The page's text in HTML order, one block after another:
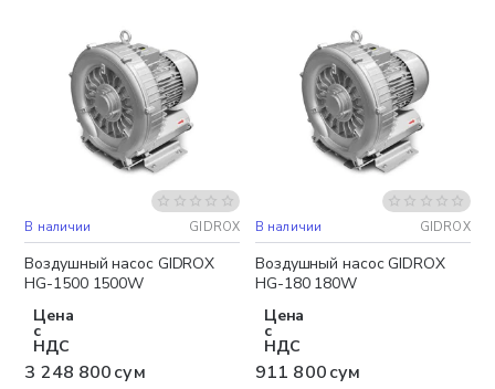
Бесплатная доставка
В наличии GIDROX
Воздушный насос GIDROX
HG-1500 1500W
Цена
с
НДС
3 248 800 сум
В наличии GIDROX
Воздушный насос GIDROX
HG-180 180W
Цена
с
НДС
911 800 сум